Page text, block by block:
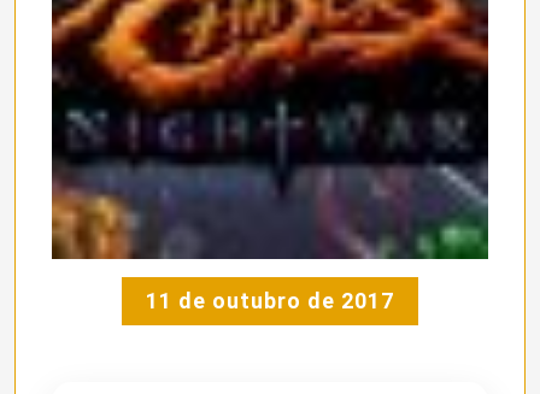
11 de outubro de 2017